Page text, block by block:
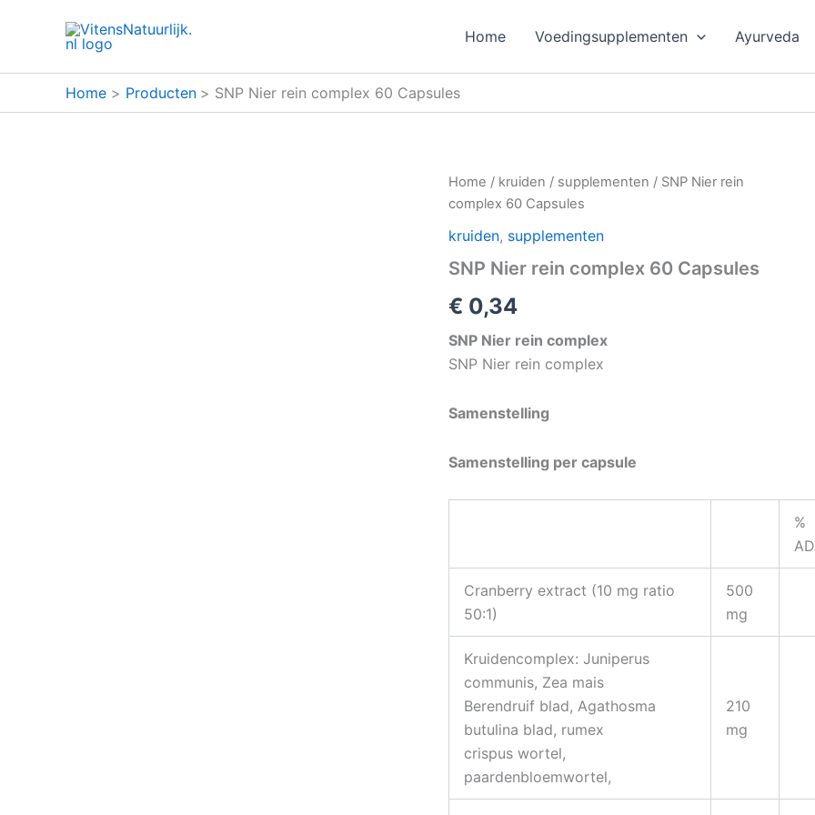
Home Voedingsupplementen Ayurveda
Home Producten SNP Nier rein complex 60 Capsules
Home / kruiden / supplementen / SNP Nier rein
complex 60 Capsules
kruiden, supplementen
SNP Nier rein complex 60 Capsules
€ 0,34
SNP Nier rein complex
SNP Nier rein complex
Samenstelling
Samenstelling per capsule
%
Cranberry extract (10 mg ratio
50:1)
500
mg
Kruidencomplex: Juniperus
communis, Zea mais
Berendruif blad, Agathosma
butulina blad, rumex
crispus wortel,
paardenbloemwortel,
210
mg